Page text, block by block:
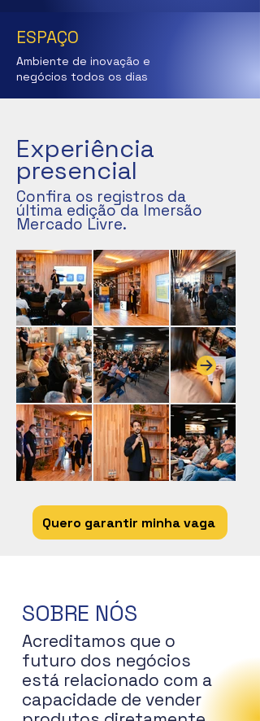
ESPAÇO
Ambiente de inovação e
negócios todos os dias
Experiência
presencial
Confira os registros da
última edição da Imersão
Mercado Livre.
Quero garantir minha vaga
SOBRE NÓS
Acreditamos que o
futuro dos negócios
está relacionado com a
capacidade de vender